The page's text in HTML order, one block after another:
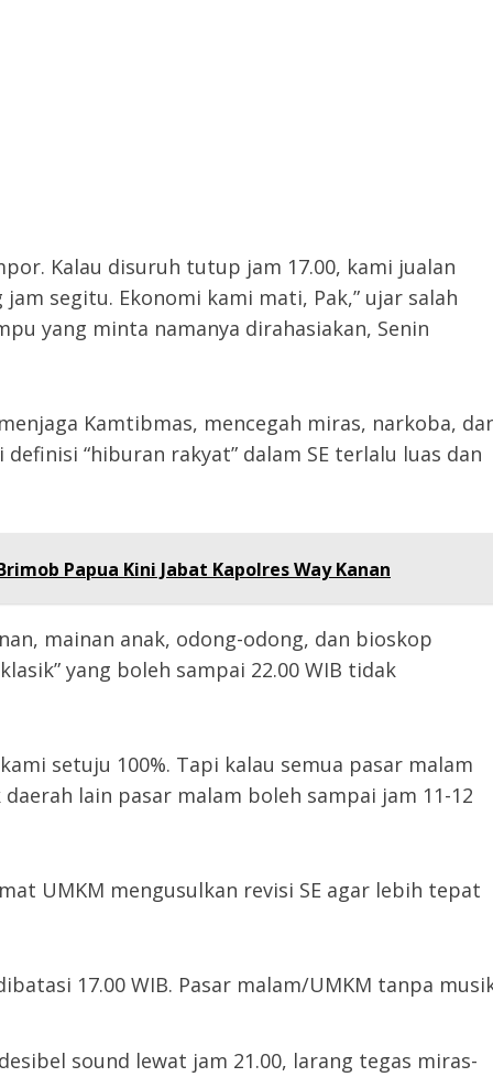
Kalau disuruh tutup jam 17.00, kami jualan
segitu. Ekonomi kami mati, Pak,” ujar salah
yang minta namanya dirahasiakan, Senin
Kamtibmas, mencegah miras, narkoba,
“hiburan rakyat” dalam SE terlalu luas dan
Papua Kini Jabat Kapolres Way Kanan
mainan anak, odong-odong, dan bioskop
yang boleh sampai 22.00 WIB tidak
setuju 100%. Tapi kalau semua pasar malam
lain pasar malam boleh sampai jam 11-12
UMKM mengusulkan revisi SE agar lebih tepat
17.00 WIB. Pasar malam/UMKM tanpa
sound lewat jam 21.00, larang tegas miras-